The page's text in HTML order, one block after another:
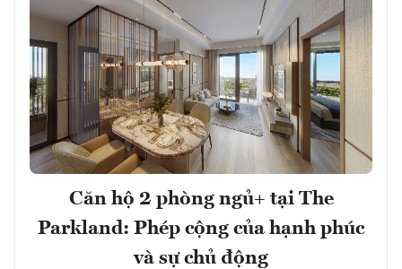
Căn hộ 2 phòng ngủ+ tại The
Parkland: Phép cộng của hạnh phúc
và sự chủ động